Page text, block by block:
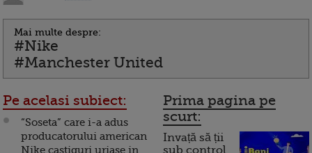
Mai multe despre:
#Nike
#Manchester United
Pe acelasi subiect:
“Soseta” care i-a adus
producatorului american
Nike castiguri uriase in
Prima pagina pe
scurt:
Invață să ții
sub control